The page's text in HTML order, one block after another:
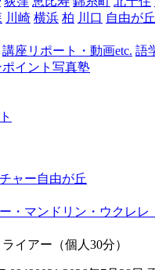
由
丘
川崎 横浜 柏 川口 自由が丘
講座リポート・動画etc. 語
ポイント写真塾
ャー自由が丘
・マンドリン・ウクレレ
イアー（個人30分）